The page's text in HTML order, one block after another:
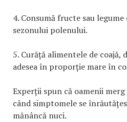
4. Consumă fructe sau
sezonului polenului.
5. Curăță alimentele de coajă,
adesea în proporție mare în
Experții spun că oamenii
când simptomele se
mănâncă nuci.